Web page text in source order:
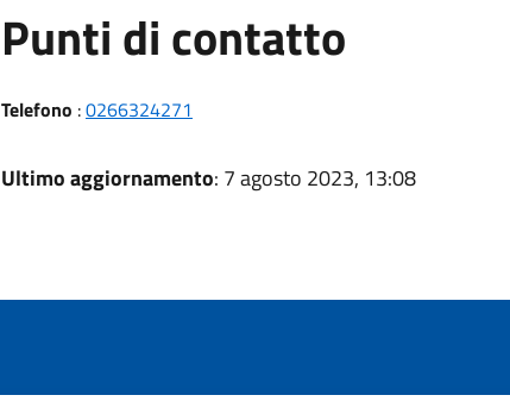
Punti di contatto
Telefono :0266324271
Ultimo aggiornamento: 7 agosto 2023, 13:08